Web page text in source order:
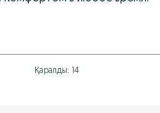
Қаралды: 14